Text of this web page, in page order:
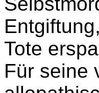
Tote
Für seine